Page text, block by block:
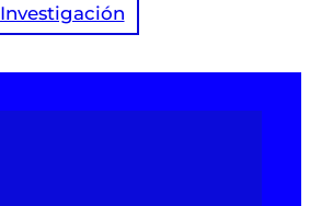
Investigación